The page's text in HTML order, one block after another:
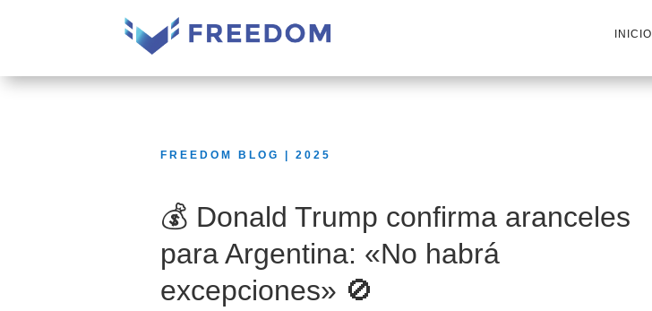
INICIO
FREEDOM BLOG | 2025
💰 Donald Trump confirma aranceles
para Argentina: «No habrá
excepciones» 🚫